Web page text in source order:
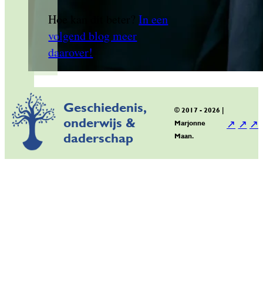
Hoe kan dit beter?In een
volgend blog meer
daarover!
Geschiedenis,
onderwijs &
daderschap
© 2017 - 2026 |
Marjonne
Maan.